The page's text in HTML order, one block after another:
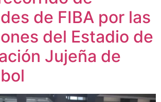
de FIBA por las
del Estadio de
Jujeña de